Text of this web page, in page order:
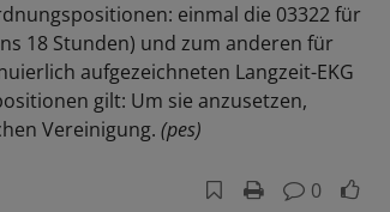
einmal die 03322 für
18 Stunden) und zum anderen für
aufgezeichneten Langzeit-EKG
gilt: Um sie anzusetzen,
Vereinigung. (pes)
0